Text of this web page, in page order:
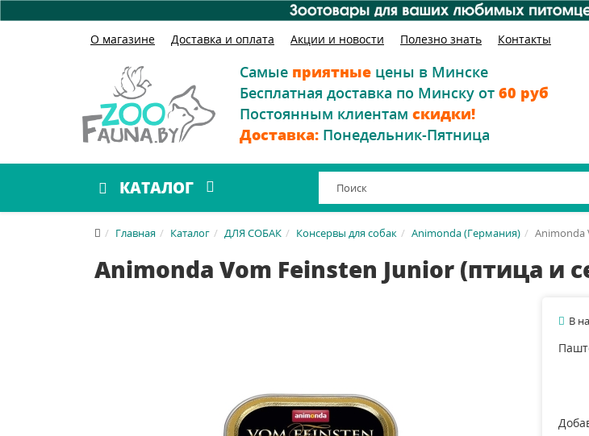
О магазине Доставка и оплата Акции и новости Полезно знать Контакты
Самые приятные цены в Минске
Бесплатная доставка по Минску от 60 руб
Постоянным клиентам скидки!
Доставка: Понедельник-Пятница
КАТАЛОГ
Главная Каталог ДЛЯ СОБАК Консервы для собак Animonda (Германия) Animonda
Animonda Vom Feinsten Junior (птица и
В